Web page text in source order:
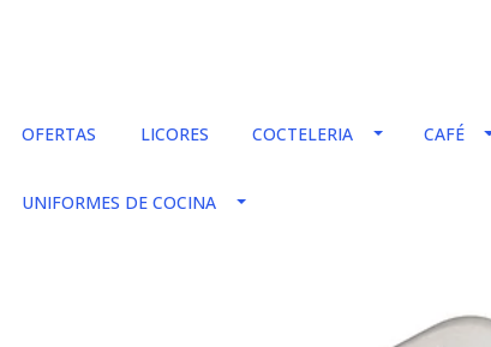
OFERTAS LICORES COCTELERIA CAFÉ
UNIFORMES DE COCINA